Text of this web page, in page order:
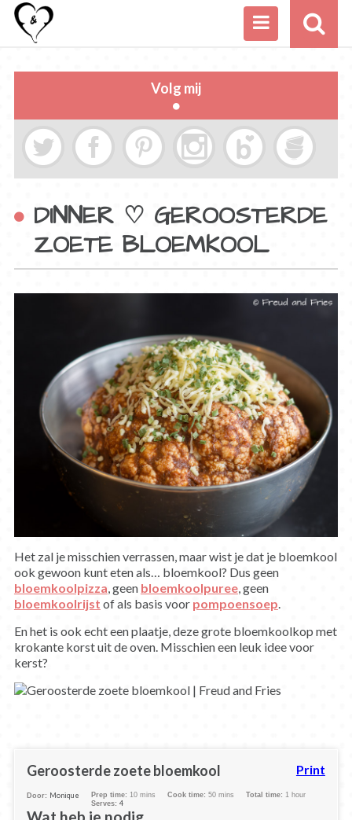
Volg mij
DINNER ♡ GEROOSTERDE
ZOETE BLOEMKOOL
Het zal je misschien verrassen, maar wist je dat je bloemkool
ook gewoon kunt eten als… bloemkool? Dus geen
bloemkoolpizza , geen bloemkoolpuree, geen
bloemkoolrijst of als basis voor pompoensoep
En het is ook echt een plaatje, deze grote bloemkoolkop met
krokante korst uit de oven. Misschien een leuk idee voor
kerst?
Geroosterde zoete bloemkool Print
Door: Monique Prep time: 10 mins Cook time: 50 mins Total time: 1 hour
Serves: 4
Wat heb je nodig